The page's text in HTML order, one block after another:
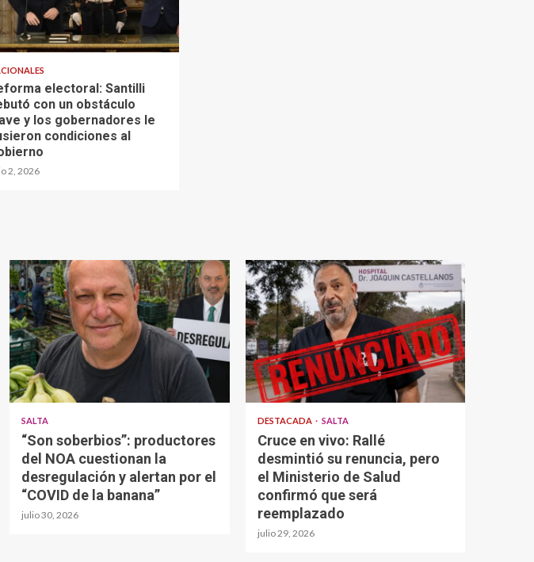
electoral: Santilli
con un obstáculo
y los gobernadores le
condiciones al
2, 2026
SALTA
“Son soberbios”: productores
del NOA cuestionan la
desregulación y alertan por el
“COVID de la banana”
julio 30, 2026
DESTACADA SALTA
Cruce en vivo: Rallé
desmintió su renuncia, pero
el Ministerio de Salud
confirmó que será
reemplazado
julio 29, 2026